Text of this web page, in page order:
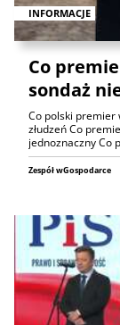
INFORMACJE
Co
sondaż
Co polski premier
złudzeń Co
jednoznaczny Co
Zespół wGospodarce